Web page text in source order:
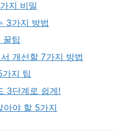
지 비밀
3가지 방법
꿀팁
개선할 7가지 방법
지 팁
3단계로 쉽게!
아야 할 5가지